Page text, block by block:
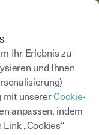
Saisissez un terme
Ihr Erlebnis zu
und Ihnen
mit unsererCookie-
anpassen, indem
„Cookies“